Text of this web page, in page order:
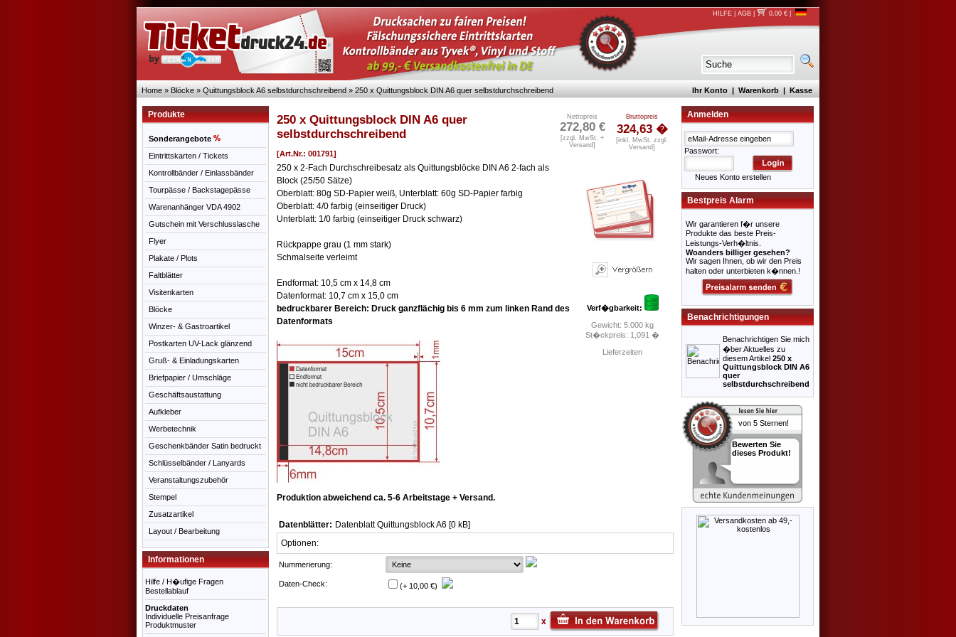
HILFE |AGB 0,00 €
Home » Blöcke » Quittungsblock A6 selbstdurchschreibend » 250 x Quittungsblock DIN A6 quer selbstdurchschreibend Ihr Konto | Warenkorb | Kasse
Produkte
Sonderangebote
Eintrittskarten / Tickets
Kontrollbänder / Einlassbänder
Tourpässe / Backstagepässe
Warenanhänger VDA 4902
Gutschein mit Verschlusslasche
Flyer
Plakate / Plots
Faltblätter
Visitenkarten
Blöcke
Winzer- & Gastroartikel
Postkarten UV-Lack glänzend
Gruß- & Einladungskarten
Briefpapier / Umschläge
Geschäftsaustattung
Aufkleber
Werbetechnik
Geschenkbänder Satin bedruckt
Schlüsselbänder / Lanyards
Veranstaltungszubehör
Stempel
Zusatzartikel
Layout / Bearbeitung
Informationen
Hilfe / H�ufige Fragen
Bestellablauf
Druckdaten
Individuelle Preisanfrage
Produktmuster
250 x Quittungsblock DIN A6 quer
selbstdurchschreibend
[Art.Nr.: 001791]
Nettopreis
272,80 €
[zzgl. MwSt. +
Versand]
Bruttopreis
324,63 �
[inkl. MwSt. zzgl.
Versand]
Verf�gbarkeit:
Gewicht: 5.000 kg
St�ckpreis: 1,091 �
Lieferzeiten
250 x 2-Fach Durchschreibesatz als Quittungsblöcke DIN A6 2-fach als
Block (25/50 Sätze)
Oberblatt: 80g SD-Papier weiß, Unterblatt: 60g SD-Papier farbig
Oberblatt: 4/0 farbig (einseitiger Druck)
Unterblatt: 1/0 farbig (einseitiger Druck schwarz)
Rückpappe grau (1 mm stark)
Schmalseite verleimt
Endformat: 10,5 cm x 14,8 cm
Datenformat: 10,7 cm x 15,0 cm
bedruckbarer Bereich: Druck ganzflächig bis 6 mm zum linken Rand des
Datenformats
Produktion abweichend ca. 5-6 Arbeitstage + Versand.
Datenblätter: Datenblatt Quittungsblock A6 [0 kB]
Optionen:
Nummerierung:
Daten-Check: (+ 10,00 €)
x
Anmelden
Passwort:
Neues Konto erstellen
Bestpreis Alarm
Wir garantieren f�r unsere
Produkte das beste Preis-
Leistungs-Verh�ltnis.
Woanders billiger gesehen?
Wir sagen Ihnen, ob wir den Preis
halten oder unterbieten k�nnen.!
Benachrichtigungen
Benachrichtigen Sie mich
�ber Aktuelles zu
diesem Artikel 250 x
Quittungsblock DIN A6
quer
selbstdurchschreibend
Bewerten Sie
dieses Produkt!